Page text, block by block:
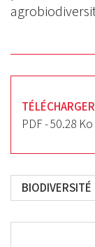
PDF - 50.28 Ko
BIODIVERSITÉ